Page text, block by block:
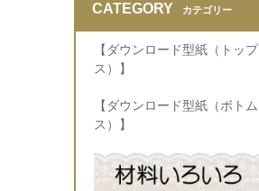
CATEGORY カテゴリー
【ダウンロード型紙（トップ
ス）】
【ダウンロード型紙（ボトム
ス）】